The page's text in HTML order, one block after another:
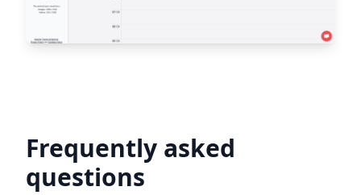
Frequently asked
questions